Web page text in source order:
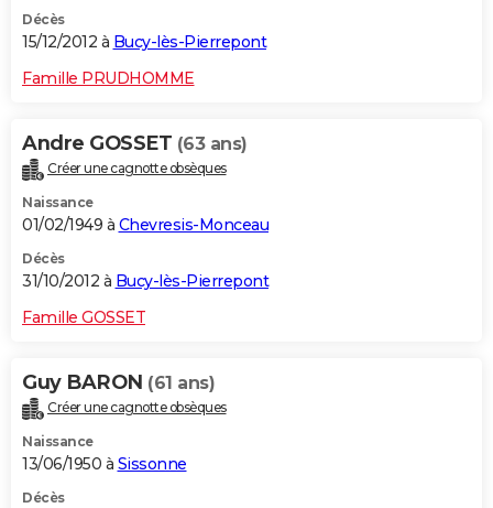
Décès
15/12/2012 à Bucy-lès-Pierrepont
Famille PRUDHOMME
Andre GOSSET (63 ans)
Créer une cagnotte obsèques
Naissance
01/02/1949 à Chevresis-Monceau
Décès
31/10/2012 à Bucy-lès-Pierrepont
Famille GOSSET
Guy BARON (61 ans)
Créer une cagnotte obsèques
Naissance
13/06/1950 à Sissonne
Décès